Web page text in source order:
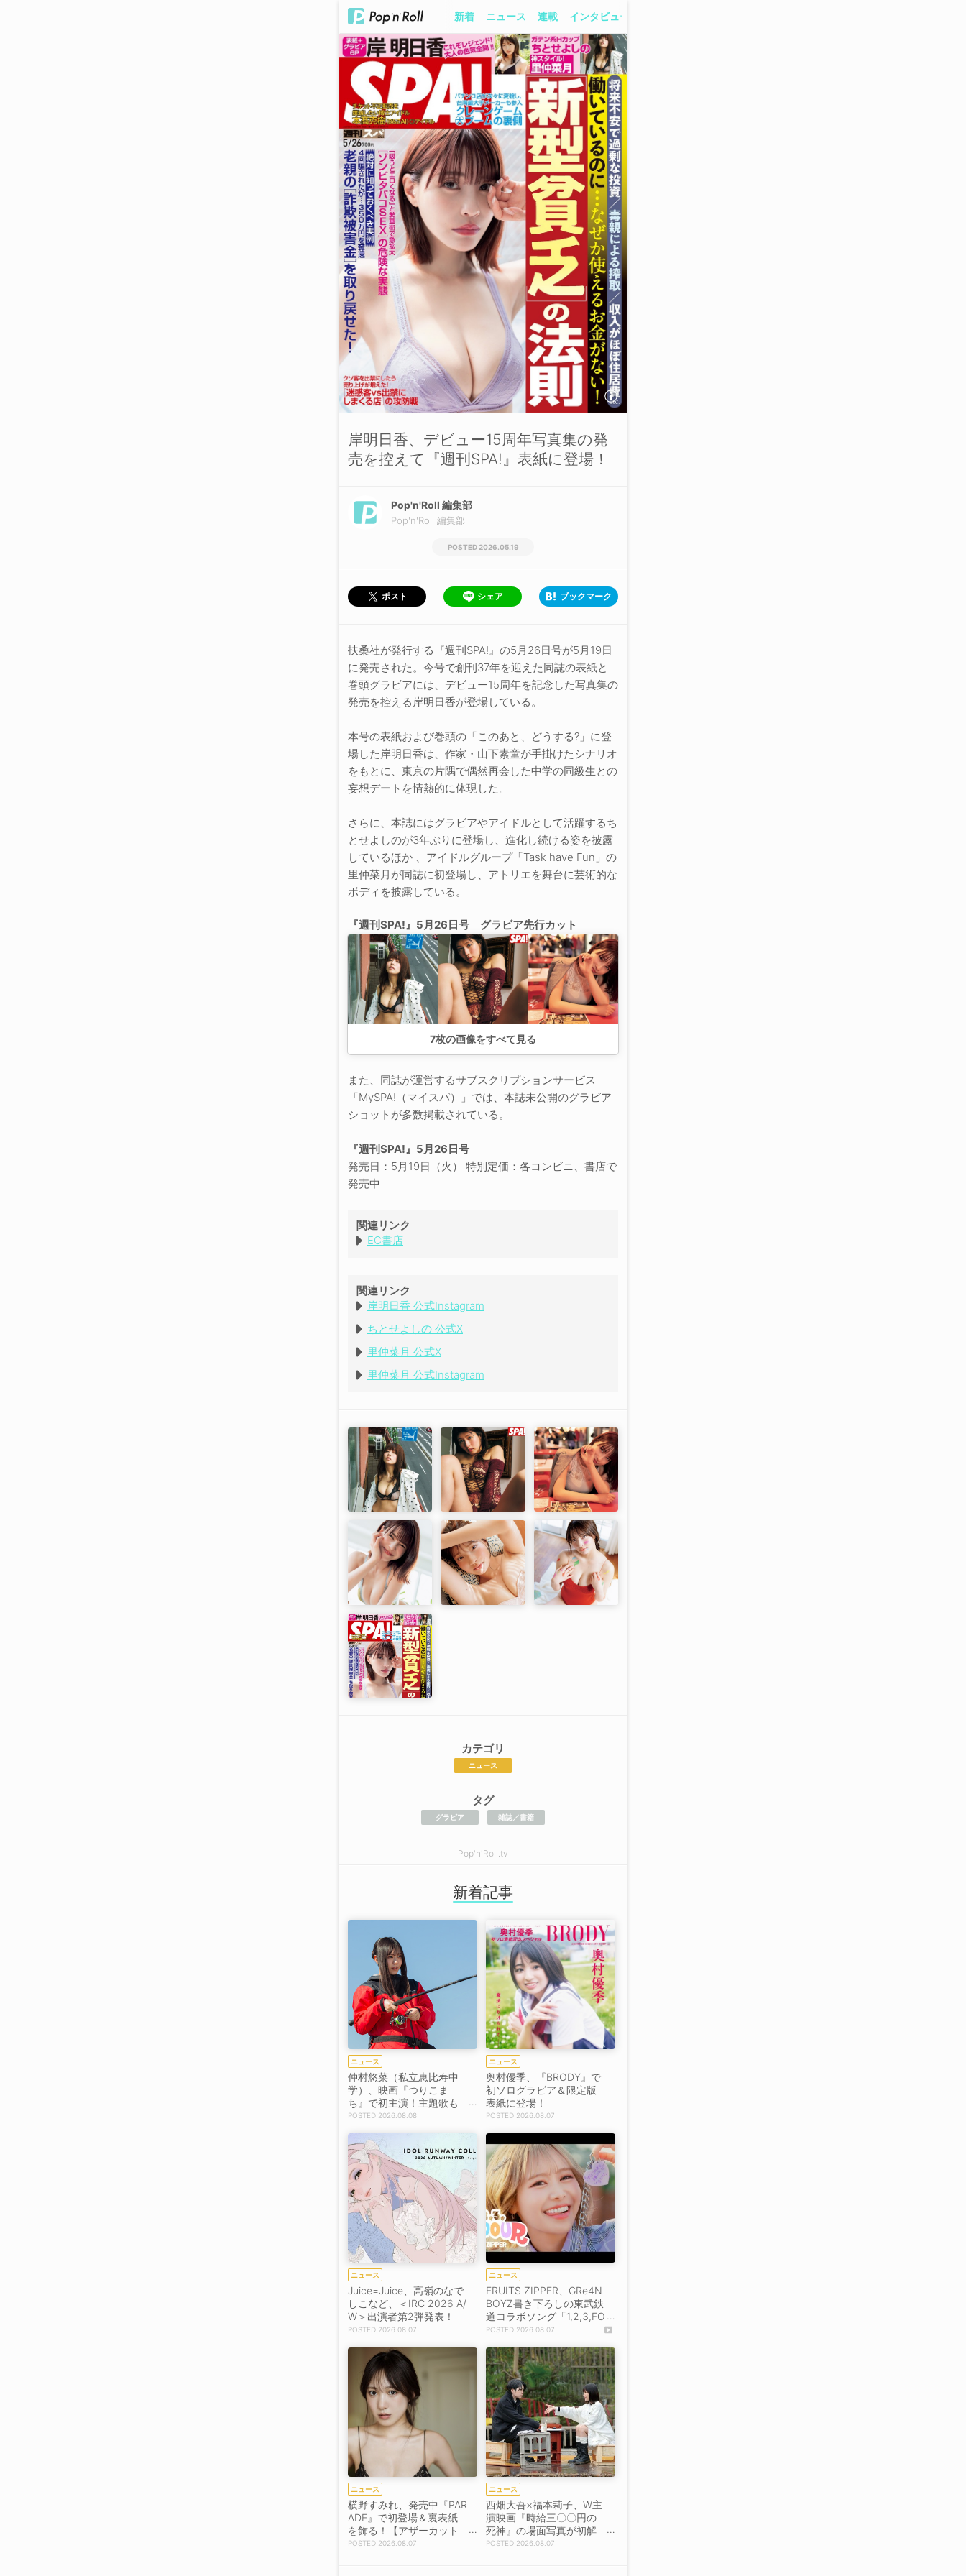
新着 ニュース 連載 インタビュー
岸明日香、デビュー15周年写真集の発
売を控えて『週刊SPA!』表紙に登場！
Pop'n'Roll 編集部
Pop'n'Roll 編集部
2026.05.19
ポスト シェア ブックマーク
扶桑社が発行する『週刊SPA!』の5月26日号が5月19日
に発売された。今号で創刊37年を迎えた同誌の表紙と
巻頭グラビアには、デビュー15周年を記念した写真集の
発売を控える岸明日香が登場している。
本号の表紙および巻頭の「このあと、どうする?」に登
場した岸明日香は、作家・山下素童が手掛けたシナリオ
をもとに、東京の片隅で偶然再会した中学の同級生との
妄想デートを情熱的に体現した。
さらに、本誌にはグラビアやアイドルとして活躍するち
とせよしのが3年ぶりに登場し、進化し続ける姿を披露
しているほか 、アイドルグループ「Task have Fun」の
里仲菜月が同誌に初登場し、アトリエを舞台に芸術的な
ボディを披露している。
『週刊SPA!』5月26日号 グラビア先行カット
7枚の画像をすべて見る
また、同誌が運営するサブスクリプションサービス
「MySPA!（マイスパ）」では、本誌未公開のグラビア
ショットが多数掲載されている。
『週刊SPA!』5月26日号
発売日：5月19日（火） 特別定価：各コンビニ、書店で
発売中
関連リンク
EC書店
関連リンク
岸明日香 公式Instagram
ちとせよしの 公式X
里仲菜月 公式X
里仲菜月 公式Instagram
カテゴリ
ニュース
タグ
グラビア 雑誌／書籍
Pop'n'Roll.tv
新着記事
ニュース
仲村悠菜（私立恵比寿中
学）、映画『つりこま
ち』で初主演！主題歌も
決定！【コメントあり】
2026.08.08
ニュース
奥村優季、『BRODY』で
初ソログラビア＆限定版
表紙に登場！
2026.08.07
ニュース
Juice=Juice、高嶺のなで
しこなど、＜IRC 2026 A/
W＞出演者第2弾発表！
2026.08.07
ニュース
FRUITS ZIPPER、GRe4N
BOYZ書き下ろしの東武鉄
道コラボソング「1,2,3,FO
OOOUR」をリリース＆M
2026.08.07
ニュース
横野すみれ、発売中『PAR
ADE』で初登場＆裏表紙
を飾る！【アザーカット
掲載】 2026.08.07
ニュース
西畑大吾×福本莉子、W主
演映画『時給三〇〇円の
死神』の場面写真が初解
禁！
2026.08.07